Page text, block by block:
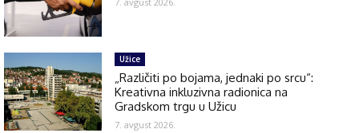
Užice
„Različiti po bojama, jednaki po srcu“:
Kreativna inkluzivna radionica na
Gradskom trgu u Užicu
7. avgust 2026.